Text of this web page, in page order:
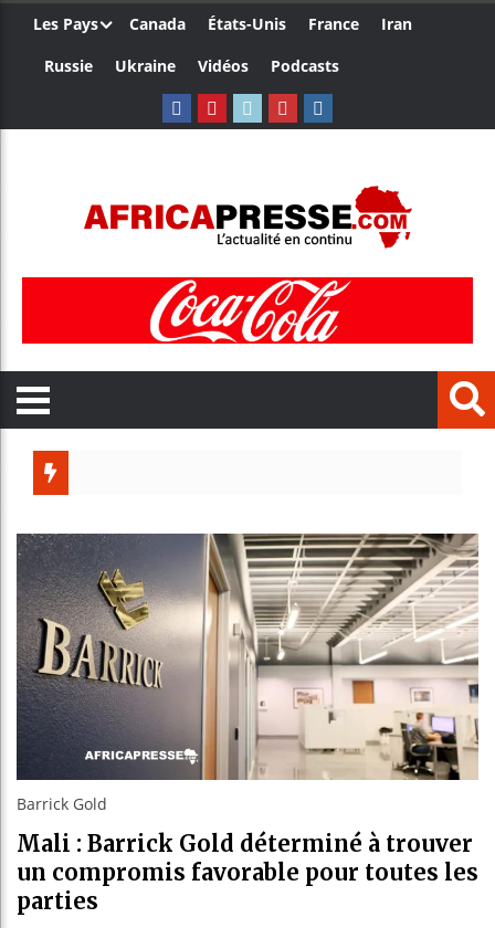
Les Pays Canada États-Unis France
Iran
Russie
Ukraine Vidéos Podcasts
Côte
Tunisie :
Ceuta :
Barrick Gold
Mali : Barrick Gold déterminé à trouver
un compromis favorable pour toutes les
parties